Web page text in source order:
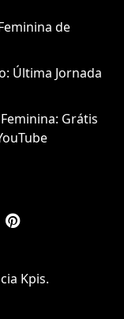
de
Última Jornada
Grátis
Kpis.